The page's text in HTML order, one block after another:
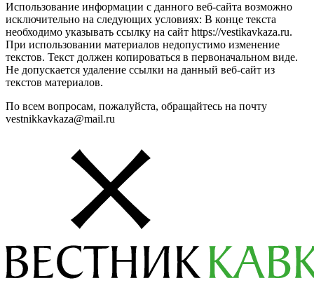
Использование информации с данного веб-сайта возможно
исключительно на следующих условиях: В конце текста
необходимо указывать ссылку на сайт https://vestikavkaza.ru.
При использовании материалов недопустимо изменение
текстов. Текст должен копироваться в первоначальном виде.
Не допускается удаление ссылки на данный веб-сайт из
текстов материалов.
По всем вопросам, пожалуйста, обращайтесь на почту
vestnikkavkaza@mail.ru